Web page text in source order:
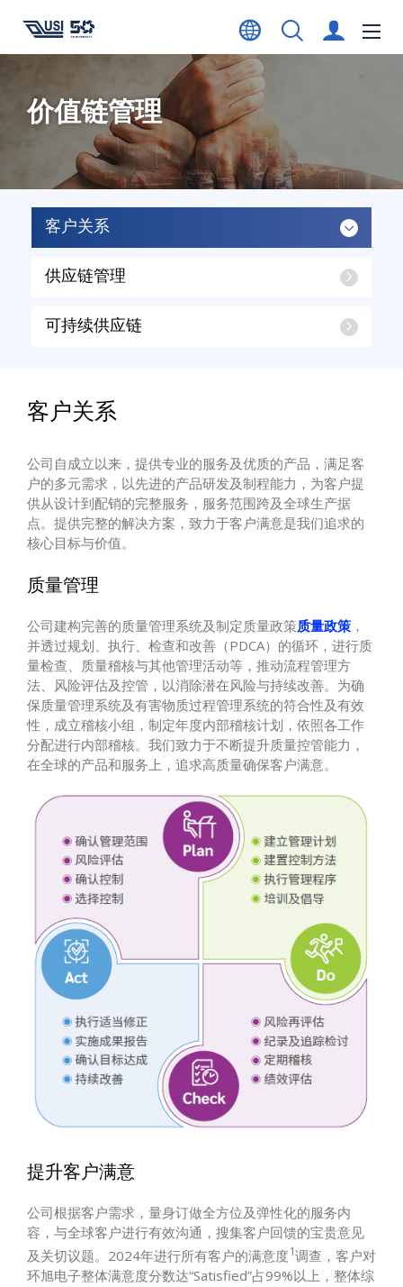
价值链管理
客户关系
供应链管理
可持续供应链
客户关系
公司自成立以来，提供专业的服务及优质的产品，满足客
户的多元需求，以先进的产品研发及制程能力，为客户提
供从设计到配销的完整服务，服务范围跨及全球生产据
点。提供完整的解决方案，致力于客户满意是我们追求的
核心目标与价值。
质量管理
公司建构完善的质量管理系统及制定质量政策质量政策 ，
并透过规划、执行、检查和改善（PDCA）的循环，进行质
量检查、质量稽核与其他管理活动等，推动流程管理方
法、风险评估及控管，以消除潜在风险与持续改善。为确
保质量管理系统及有害物质过程管理系统的符合性及有效
性，成立稽核小组，制定年度内部稽核计划，依照各工作
分配进行内部稽核。我们致力于不断提升质量控管能力，
在全球的产品和服务上，追求高质量确保客户满意。
提升客户满意
公司根据客户需求，量身订做全方位及弹性化的服务内
容，与全球客户进行有效沟通，搜集客户回馈的宝贵意见
及关切议题。2024年进行所有客户的满意度1调查，客户对
环旭电子整体满意度分数达“Satisfied”占99%以上，整体综